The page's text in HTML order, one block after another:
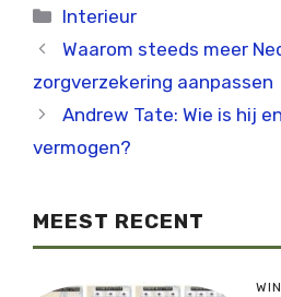
Categorieën
Interieur
Waarom steeds meer
zorgverzekering aanpassen
Andrew Tate: Wie is hij
vermogen?
MEEST RECENT